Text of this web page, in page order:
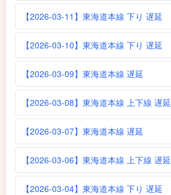
【2026-03-11】東海道本線 下り 遅延
【2026-03-10】東海道本線 下り 遅延
【2026-03-09】東海道本線 遅延
【2026-03-08】東海道本線 上下線 遅延
【2026-03-07】東海道本線 遅延
【2026-03-06】東海道本線 上下線 遅延
【2026-03-04】東海道本線 下り 遅延